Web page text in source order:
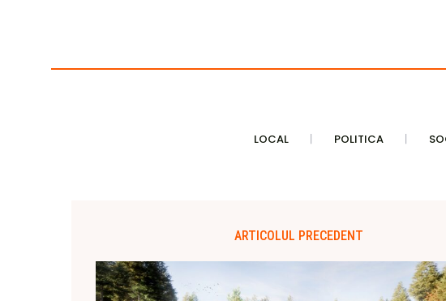
LOCAL POLITICA
ARTICOLUL PRECEDENT